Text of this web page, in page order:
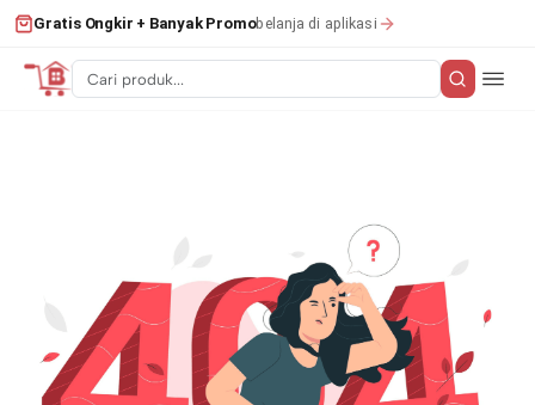
Gratis Ongkir + Banyak Promobelanja di aplikasi